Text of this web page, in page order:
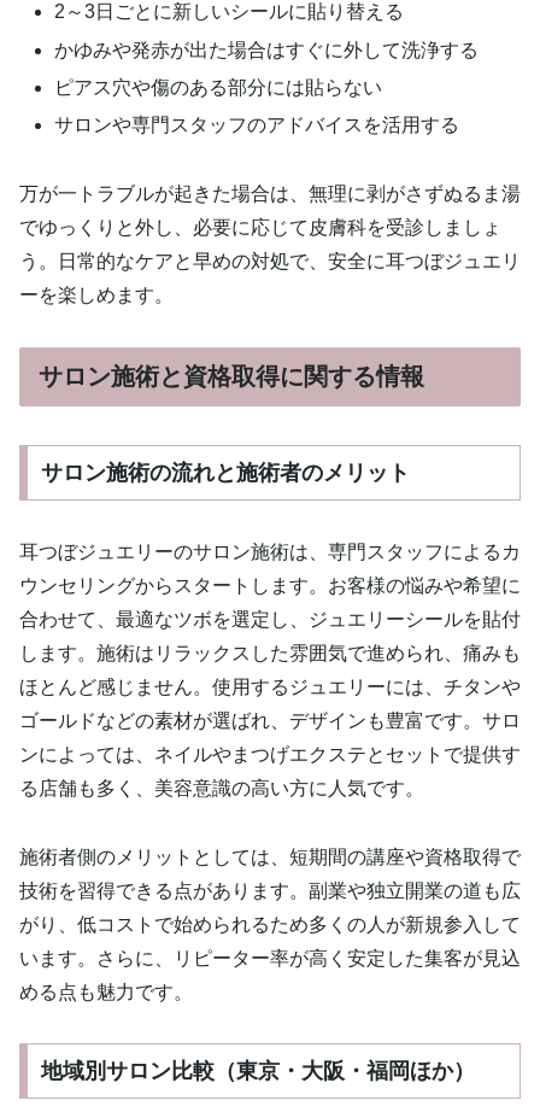
2～3日ごとに新しいシールに貼り替える
かゆみや発赤が出た場合はすぐに外して洗浄する
ピアス穴や傷のある部分には貼らない
サロンや専門スタッフのアドバイスを活用する
万が一トラブルが起きた場合は、無理に剥がさずぬるま湯
でゆっくりと外し、必要に応じて皮膚科を受診しましょ
う。日常的なケアと早めの対処で、安全に耳つぼジュエリ
ーを楽しめます。
サロン施術と資格取得に関する情報
サロン施術の流れと施術者のメリット
耳つぼジュエリーのサロン施術は、専門スタッフによるカ
ウンセリングからスタートします。お客様の悩みや希望に
合わせて、最適なツボを選定し、ジュエリーシールを貼付
します。施術はリラックスした雰囲気で進められ、痛みも
ほとんど感じません。使用するジュエリーには、チタンや
ゴールドなどの素材が選ばれ、デザインも豊富です。サロ
ンによっては、ネイルやまつげエクステとセットで提供す
る店舗も多く、美容意識の高い方に人気です。
施術者側のメリットとしては、短期間の講座や資格取得で
技術を習得できる点があります。副業や独立開業の道も広
がり、低コストで始められるため多くの人が新規参入して
います。さらに、リピーター率が高く安定した集客が見込
める点も魅力です。
地域別サロン比較（東京・大阪・福岡ほか）